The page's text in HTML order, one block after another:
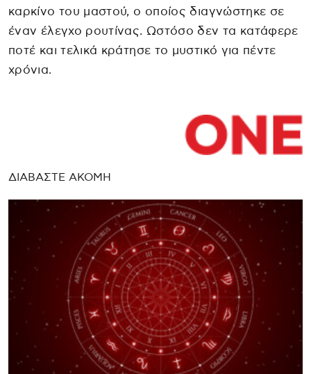
καρκίνο του μαστού, ο οποίος διαγνώστηκε σε
έναν έλεγχο ρουτίνας. Ωστόσο δεν τα κατάφερε
ποτέ και τελικά κράτησε το μυστικό για πέντε
χρόνια.
ΔΙΑΒΑΣΤΕ ΑΚΟΜΗ